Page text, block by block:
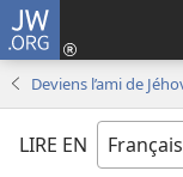
JW.ORG
Deviens l’ami de
LIRE EN